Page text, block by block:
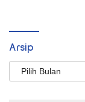
Arsip
Arsip